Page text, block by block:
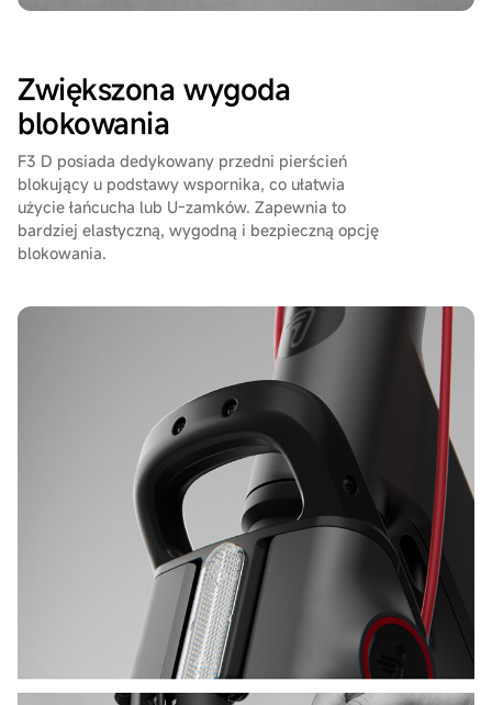
Zwiększona wygoda
blokowania
F3 D posiada dedykowany przedni pierścień
blokujący u podstawy wspornika, co ułatwia
użycie łańcucha lub U-zamków. Zapewnia to
bardziej elastyczną, wygodną i bezpieczną opcję
blokowania.